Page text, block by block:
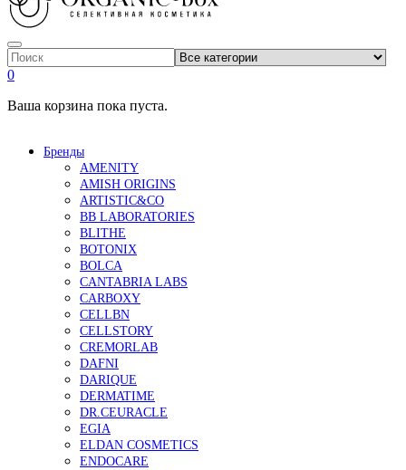
0
Ваша корзина пока пуста.
Бренды
AMENITY
AMISH ORIGINS
ARTISTIC&CO
BB LABORATORIES
BLITHE
BOTONIX
BOLCA
CANTABRIA LABS
CARBOXY
CELLBN
CELLSTORY
CREMORLAB
DAFNI
DARIQUE
DERMATIME
DR.CEURACLE
EGIA
ELDAN COSMETICS
ENDOCARE